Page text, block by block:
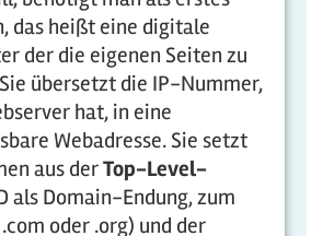
das heißt eine digitale
der die eigenen Seiten zu
übersetzt die IP-Nummer,
hat, in eine
Webadresse. Sie setzt
aus derTop-Level-
als Domain-Endung, zum
oder .org) und der